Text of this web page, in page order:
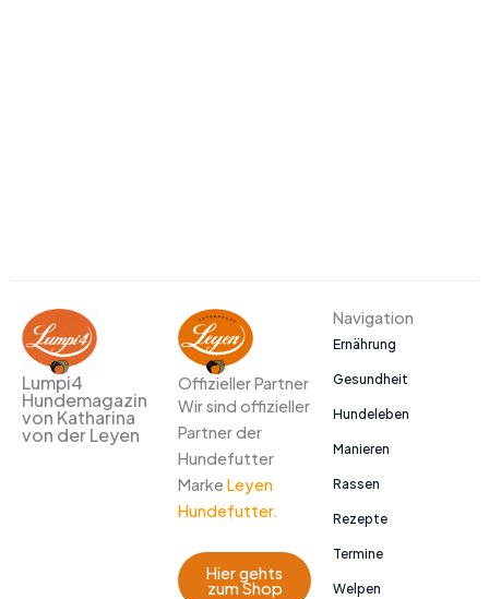
Lumpi4
Hundemagazin
von Katharina
von der Leyen
Offizieller Partner
Wir sind offizieller
Partner der
Hundefutter
Marke Leyen
Hundefutter.
Hier gehts
zum Shop
Navigation
Ernährung
Gesundheit
Hundeleben
Manieren
Rassen
Rezepte
Termine
Welpen